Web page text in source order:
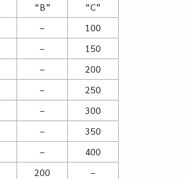
“B”
“C”
–
100
–
150
–
200
–
250
–
300
–
350
–
400
200
–